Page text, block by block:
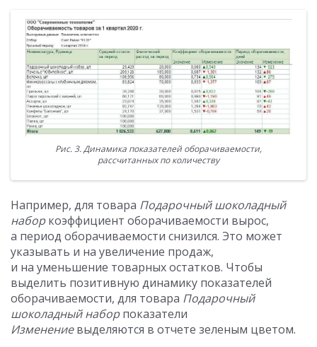
Рис. 3. Динамика показателей оборачиваемости,
рассчитанных по количеству
Например, для товара Подарочный шоколадный
наборкоэффициент оборачиваемости вырос,
а период оборачиваемости снизился. Это может
указывать и на увеличение продаж,
и на уменьшение товарных остатков. Чтобы
выделить позитивную динамику показателей
оборачиваемости, для товара Подарочный
шоколадный наборпоказатели
Изменениевыделяются в отчете зеленым цветом.